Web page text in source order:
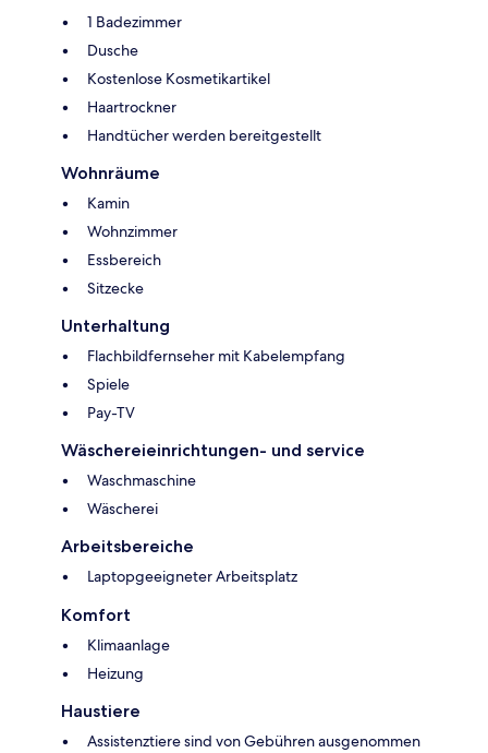
1 Badezimmer
Dusche
Kostenlose Kosmetikartikel
Haartrockner
Handtücher werden bereitgestellt
Wohnräume
Kamin
Wohnzimmer
Essbereich
Sitzecke
Unterhaltung
Flachbildfernseher mit Kabelempfang
Spiele
Pay-TV
Wäschereieinrichtungen- und service
Waschmaschine
Wäscherei
Arbeitsbereiche
Laptopgeeigneter Arbeitsplatz
Komfort
Klimaanlage
Heizung
Haustiere
Assistenztiere sind von Gebühren ausgenommen